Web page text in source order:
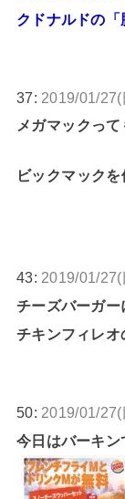
クドナルドの
37: 2019/01/
メガマックっ
ビックマック
43: 2019/01/
チーズバーガー
チキンフィレ
50: 2019/01/
今日はバーキ